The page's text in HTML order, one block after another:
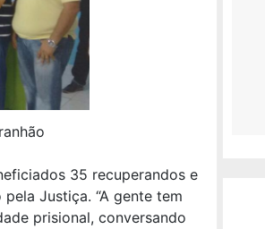
35 recuperandos e
Justiça. “A gente tem
prisional, conversando